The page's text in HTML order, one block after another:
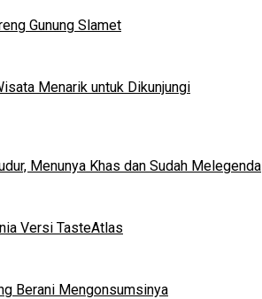
Gunung Slamet
Menarik untuk Dikunjungi
Menunya Khas dan Sudah Melegenda
Versi TasteAtlas
Berani Mengonsumsinya